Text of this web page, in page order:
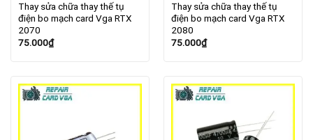
Thay sửa chữa thay thế tụ
điện bo mạch card Vga RTX
2070
75.000₫
Thay sửa chữa thay thế tụ
điện bo mạch card Vga RTX
2080
75.000₫